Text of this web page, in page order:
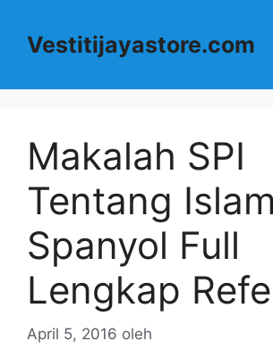
Vestitijayastore.com
Makalah SPI
Tentang
Spanyol Full
Lengkap
April 5, 2016 oleh